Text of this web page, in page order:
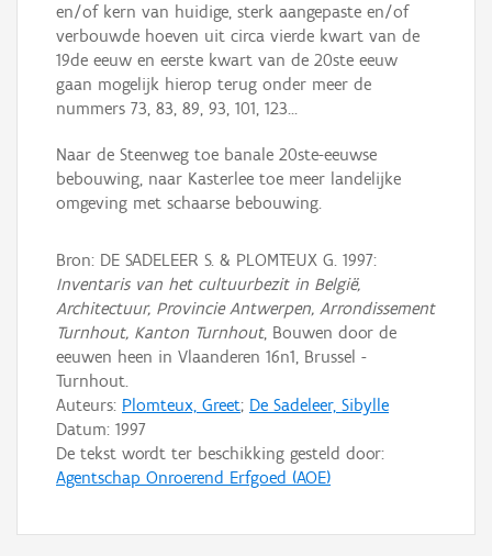
en/of kern van huidige, sterk aangepaste en/of
verbouwde hoeven uit circa vierde kwart van de
19de eeuw en eerste kwart van de 20ste eeuw
gaan mogelijk hierop terug onder meer de
nummers 73, 83, 89, 93, 101, 123...
Naar de Steenweg toe banale 20ste-eeuwse
bebouwing, naar Kasterlee toe meer landelijke
omgeving met schaarse bebouwing.
Bron: DE SADELEER S. & PLOMTEUX G. 1997:
Inventaris van het cultuurbezit in België,
Architectuur, Provincie Antwerpen, Arrondissement
Turnhout, Kanton Turnhout, Bouwen door de
eeuwen heen in Vlaanderen 16n1, Brussel -
Turnhout.
Auteurs: Plomteux, Greet; De Sadeleer, Sibylle
Datum: 1997
De tekst wordt ter beschikking gesteld door:
Agentschap Onroerend Erfgoed (AOE)